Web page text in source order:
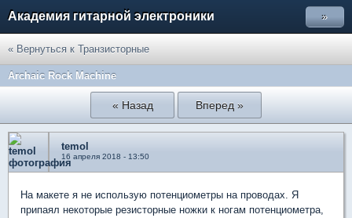
Академия гитарной электроники »
« Вернуться к Транзисторные
Archaic Rock Machine
« Назад Вперед »
temol
16 апреля 2018 - 13:50
На макете я не использую потенциометры на проводах. Я
припаял некоторые резисторные ножки к ногам потенциометра,